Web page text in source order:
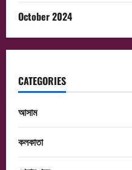
October 2024
CATEGORIES
আসাম
কলকাতা